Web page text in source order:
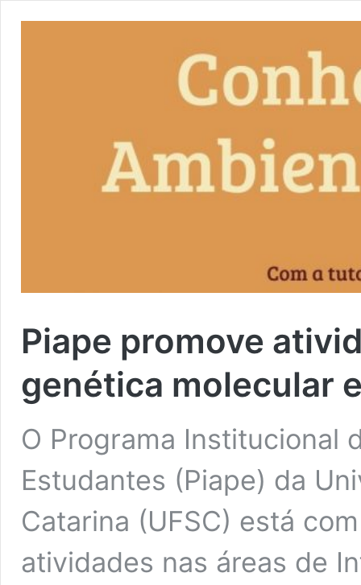
Piape promove
genética molecular
O Programa Institucional
Estudantes (Piape) da
Catarina (UFSC) está
atividades nas áreas de